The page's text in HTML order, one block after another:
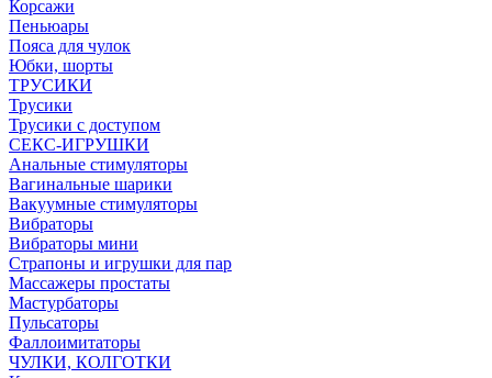
Корсажи
Пеньюары
Пояса для чулок
Юбки, шорты
ТРУСИКИ
Трусики
Трусики с доступом
СЕКС-ИГРУШКИ
Анальные стимуляторы
Вагинальные шарики
Вакуумные стимуляторы
Вибраторы
Вибраторы мини
Страпоны и игрушки для пар
Массажеры простаты
Мастурбаторы
Пульсаторы
Фаллоимитаторы
ЧУЛКИ, КОЛГОТКИ